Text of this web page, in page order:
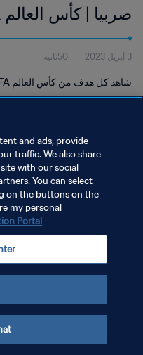
صربيا | كأس العالم FIFA قطر ٢٠٢٢™
3 أبريل 2023 50ثانية
شاهد كل هدف من كأس العالم FIFA قطر ٢٠٢٢™.
سياسة الخصوصية
شروط الخدمة
إدارة تفضيلات ملفات تعريف الارتباط
and ads, provide
traffic. We also share
with our social
You can select
on the buttons on the
my personal
Portal